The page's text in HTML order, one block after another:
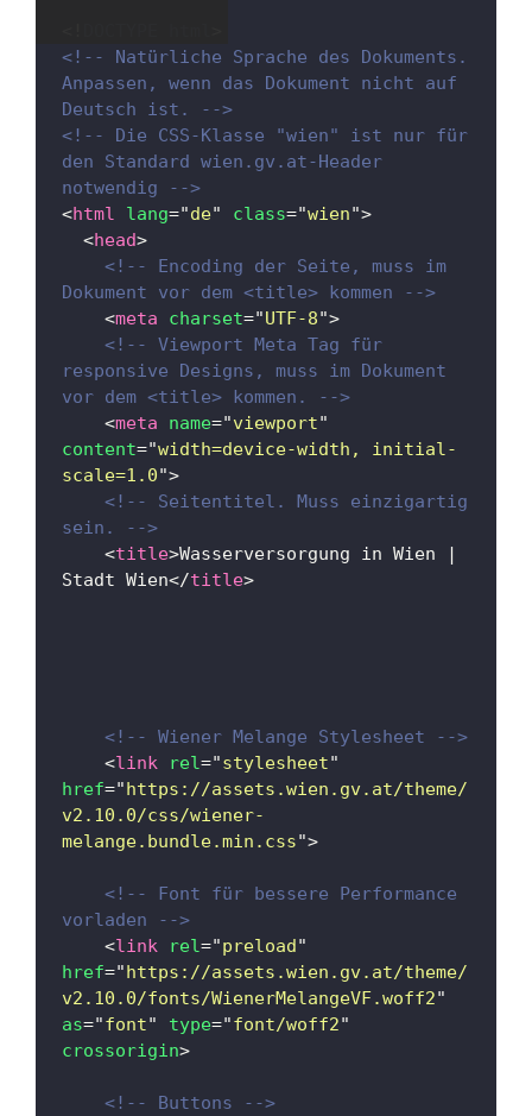
<!-- Natürliche Sprache des Dokuments.
Anpassen, wenn das Dokument nicht auf
Deutsch ist. -->
<!-- Die CSS-Klasse "wien" ist nur für
den Standard wien.gv.at-Header
notwendig -->
<html lang="de" class="wien">
<head>
<!-- Encoding der Seite, muss im
Dokument vor dem <title> kommen -->
<meta charset="UTF-8">
<!-- Viewport Meta Tag für
responsive Designs, muss im Dokument
vor dem <title> kommen. -->
<meta name="viewport"
content="width=device-width, initial-
scale=1.0">
<!-- Seitentitel. Muss einzigartig
sein. -->
<title>Wasserversorgung in Wien |
Stadt Wien</title>
<!-- Wiener Melange Stylesheet -->
<link rel="stylesheet"
href="https://assets.wien.gv.at/theme/
v2.10.0/css/wiener-
melange.bundle.min.css">
<!-- Font für bessere Performance
vorladen -->
<link rel="preload"
href="https://assets.wien.gv.at/theme/
v2.10.0/fonts/WienerMelangeVF.woff2"
as="font" type="font/woff2"
crossorigin>
<!-- Buttons -->